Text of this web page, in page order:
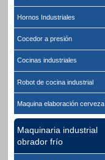
Hornos Industriales
Cocedor a presión
Cocinas industriales
Robot de cocina industrial
Maquina elaboración cerveza
Maquinaria industrial
obrador frío